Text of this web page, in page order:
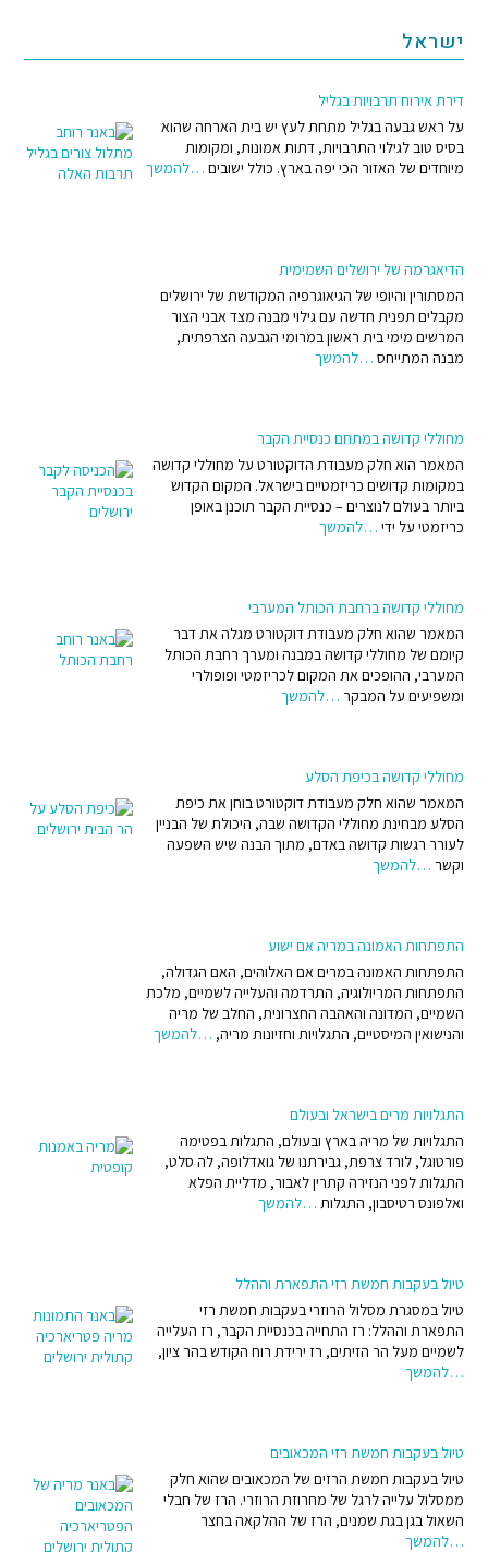
ישראל
דירת אירוח תרבויות בגליל
על ראש גבעה בגליל מתחת לעץ יש בית הארחה שהוא
בסיס טוב לגילוי התרבויות, דתות אמונות, ומקומות
מיוחדים של האזור הכי יפה בארץ. כולל ישובים…להמשך
הדיאגרמה של ירושלים השמימית
המסתורין והיופי של הגיאוגרפיה המקודשת של ירושלים
מקבלים תפנית חדשה עם גילוי מבנה מצד אבני הצור
המרשים מימי בית ראשון במרומי הגבעה הצרפתית,
מבנה המתייחס…להמשך
מחוללי קדושה במתחם כנסיית הקבר
המאמר הוא חלק מעבודת הדוקטורט על מחוללי קדושה
במקומות קדושים כריזמטיים בישראל. המקום הקדוש
ביותר בעולם לנוצרים – כנסיית הקבר תוכנן באופן
כריזמטי על ידי …להמשך
מחוללי קדושה ברחבת הכותל המערבי
המאמר שהוא חלק מעבודת דוקטורט מגלה את דבר
קיומם של מחוללי קדושה במבנה ומערך רחבת הכותל
המערבי, ההופכים את המקום לכריזמטי ופופולרי
ומשפיעים על המבקר…להמשך
מחוללי קדושה בכיפת הסלע
המאמר שהוא חלק מעבודת דוקטורט בוחן את כיפת
הסלע מבחינת מחוללי הקדושה שבה, היכולת של הבניין
לעורר רגשות קדושה באדם, מתוך הבנה שיש השפעה
וקשר…להמשך
התפתחות האמונה במריה אם ישוע
התפתחות האמונה במרים אם האלוהים, האם הגדולה,
התפתחות המריולוגיה, התרדמה והעלייה לשמיים, מלכת
השמיים, המדונה והאהבה החצרונית, החלב של מריה
והנישואין המיסטיים, התגלויות וחזיונות מריה,…להמשך
התגלויות מרים בישראל ובעולם
התגלויות של מריה בארץ ובעולם, התגלות בפטימה
פורטוגל, לורד צרפת, גבירתנו של גואדלופה, לה סלט,
התגלות לפני הנזירה קתרין לאבור, מדליית הפלא
ואלפונס רטיסבון, התגלות…להמשך
טיול בעקבות חמשת רזי התפארת וההלל
טיול במסגרת מסלול הרוזרי בעקבות חמשת רזי
התפארת וההלל: רז התחייה בכנסיית הקבר, רז העלייה
לשמיים מעל הר הזיתים, רז ירידת רוח הקודש בהר ציון,
…להמשך
טיול בעקבות חמשת רזי המכאובים
טיול בעקבות חמשת הרזים של המכאובים שהוא חלק
ממסלול עלייה לרגל של מחרוזת הרוזרי. הרז של חבלי
השאול בגן בגת שמנים, הרז של ההלקאה בחצר
…להמשך